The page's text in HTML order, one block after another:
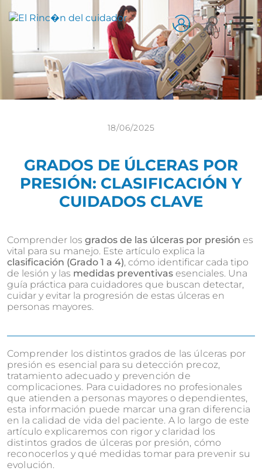
18/06/2025
GRADOS DE ÚLCERAS POR
PRESIÓN: CLASIFICACIÓN Y
CUIDADOS CLAVE
Comprender los grados de las úlceras por presión es
vital para su manejo. Este artículo explica la
clasificación (Grado 1 a 4), cómo identificar cada tipo
de lesión y las medidas preventivas esenciales. Una
guía práctica para cuidadores que buscan detectar,
cuidar y evitar la progresión de estas úlceras en
personas mayores.
Comprender los distintos grados de las úlceras por
presión es esencial para su detección precoz,
tratamiento adecuado y prevención de
complicaciones. Para cuidadores no profesionales
que atienden a personas mayores o dependientes,
esta información puede marcar una gran diferencia
en la calidad de vida del paciente. A lo largo de este
artículo explicaremos con rigor y claridad los
distintos grados de úlceras por presión, cómo
reconocerlos y qué medidas tomar para prevenir su
evolución.